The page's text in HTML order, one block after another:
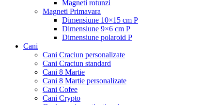
Magneti rotunzi
Magneti Primavara
Dimensiune 10×15 cm P
Dimensiune 9×6 cm P
Dimensiune polaroid P
Cani
Cani Craciun personalizate
Cani Craciun standard
Cani 8 Martie
Cani 8 Martie personalizate
Cani Cofee
Cani Crypto